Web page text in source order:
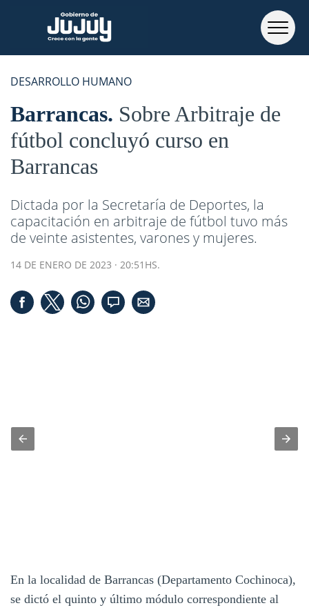
DESARROLLO HUMANO
Barrancas Sobre Arbitraje de
fútbol concluyó curso en
Barrancas
Dictada por la Secretaría de Deportes, la
capacitación en arbitraje de fútbol tuvo más
de veinte asistentes, varones y mujeres.
14 DE ENERO DE 2023 · 20:51HS.
En la localidad de Barrancas (Departamento Cochinoca),
se dictó el quinto y último módulo correspondiente al